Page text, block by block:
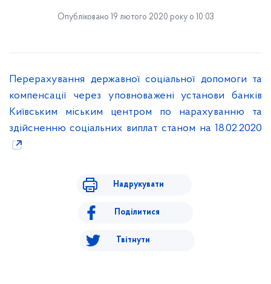
Опубліковано 19 лютого 2020 року о 10:03
Перерахування державної соціальної допомоги та
компенсації через уповноважені установи банків
Київським міським центром по нарахуванню та
здійсненню соціальних виплат станом на 18.02.2020
Надрукувати
Поділитися
Твітнути